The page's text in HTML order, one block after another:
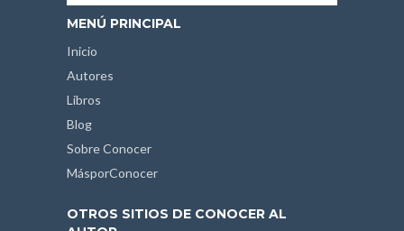
MENÚ PRINCIPAL
Inicio
Autores
Libros
Blog
Sobre Conocer
MásporConocer
OTROS SITIOS DE CONOCER AL